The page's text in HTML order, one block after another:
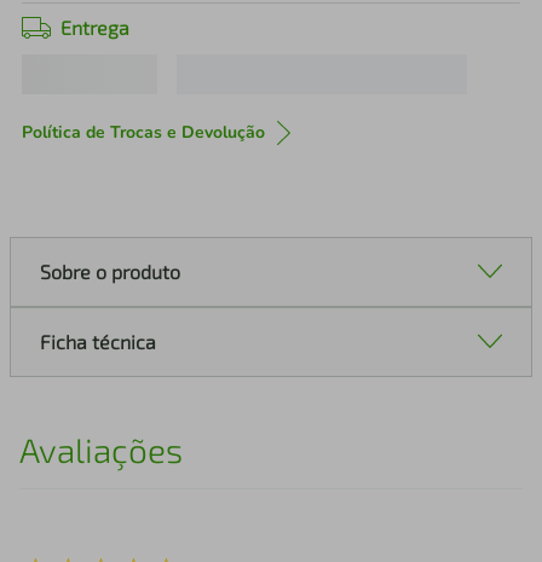
Entrega
Política de Trocas e Devolução
Sobre o produto
Ficha técnica
Avaliações